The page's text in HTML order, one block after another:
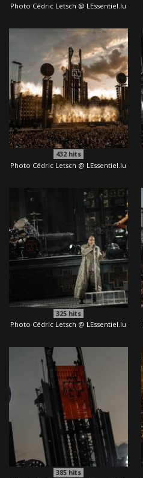
Photo Cédric Letsch @ LEssentiel.lu
432hits
Photo Cédric Letsch @ LEssentiel.lu
325hits
Photo Cédric Letsch @ LEssentiel.lu
385hits